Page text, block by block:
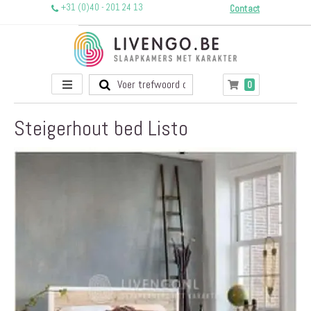
+31 (0)40 - 201 24 13 Contact
Toggle
Nav
Winkelwagen
0producten
Steigerhout bed Listo
Ga